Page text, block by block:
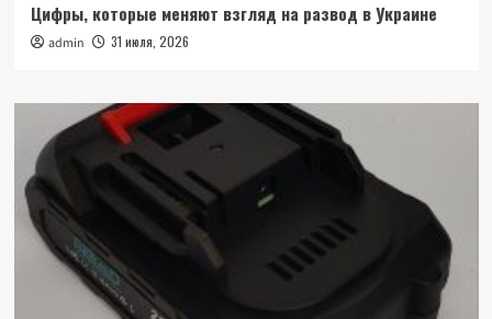
Цифры, которые меняют взгляд на развод в Украине
admin 31 июля, 2026